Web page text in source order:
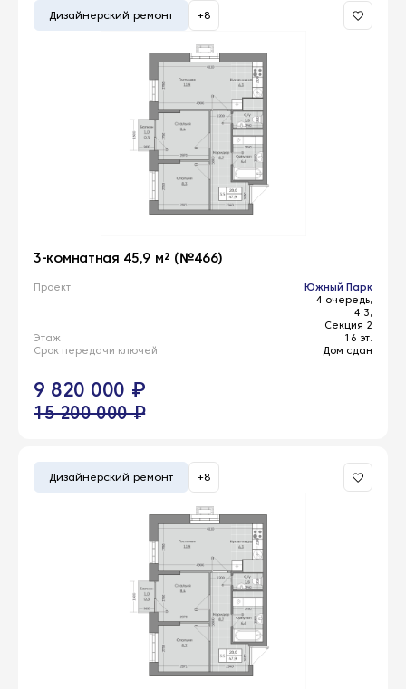
Дизайнерский ремонт +8
3-комнатная 45,9 м² (№466)
Проект
Южный Парк
4 очередь,
4.3,
Секция 2
Этаж
16 эт.
Срок передачи ключей
Дом сдан
9 820 000 ₽
15 200 000 ₽
Дизайнерский ремонт +8